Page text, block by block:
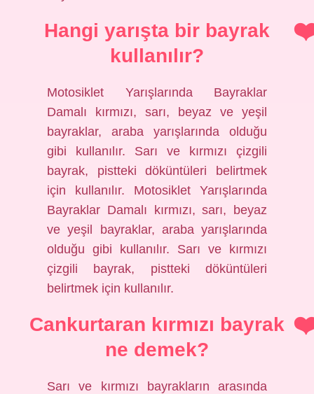
Hangi yarışta bir bayrak
kullanılır?
Motosiklet Yarışlarında Bayraklar
Damalı kırmızı, sarı, beyaz ve yeşil
bayraklar, araba yarışlarında olduğu
gibi kullanılır. Sarı ve kırmızı çizgili
bayrak, pistteki döküntüleri belirtmek
için kullanılır. Motosiklet Yarışlarında
Bayraklar Damalı kırmızı, sarı, beyaz
ve yeşil bayraklar, araba yarışlarında
olduğu gibi kullanılır. Sarı ve kırmızı
çizgili bayrak, pistteki döküntüleri
belirtmek için kullanılır.
Cankurtaran kırmızı bayrak
ne demek?
Sarı ve kırmızı bayrakların arasında